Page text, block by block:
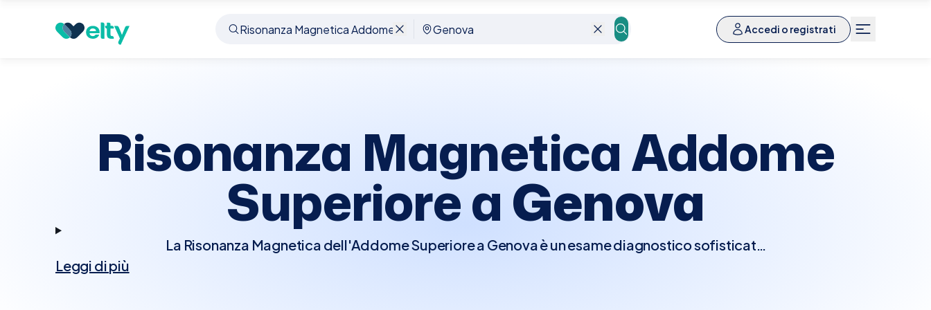
Accedi o registrati
Prenota visita Risonanza Magnetica Addome Superiore Genova
Risonanza Magnetica Addome
Superiore aGenova
La Risonanza Magnetica dell'Addome Superiore a Genova è un esame diagnostico sofisticato
Leggi di più